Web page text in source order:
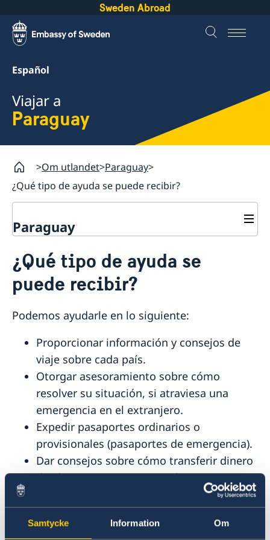
Samtycke Information Om
Sweden Abroad
Español
Viajar a
Paraguay
Om utlandet Paraguay
¿Qué tipo de ayuda se puede recibir?
Paraguay
Pasaportes en Paraguay
Pasaporte provisorio
Número de coordinación
Pérdida de pasaporte
Entrega de pasaporte o cédula de identidad nacional
Ciudadanía sueca en Paraguay
extranjero
nacieron en el exterior antes del 1 de abril 2015
Doble ciudadanía
Jubilación sueca en Paraguay
Legalizaciones en Paraguay
Aranceles en Paraguay
¿Qué tipo de ayuda se
puede recibir?
Podemos ayudarle en lo siguiente:
Proporcionar información y consejos de
viaje sobre cada país.
Otorgar asesoramiento sobre cómo
resolver su situación, si atraviesa una
emergencia en el extranjero.
Expedir pasaportes ordinarios o
provisionales (pasaportes de emergencia).
Dar consejos sobre cómo transferir dinero
desde sus propias cuentas bancarias.
compañías de seguros, médicos, bancos y
a las autoridades en Suecia.